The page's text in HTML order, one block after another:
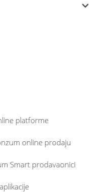
platforme
online prodaju
Smart prodavaonici